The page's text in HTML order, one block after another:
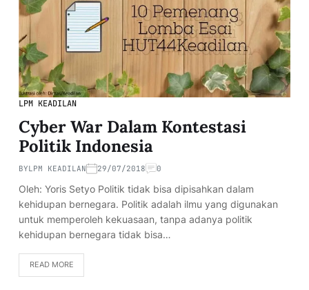
LPM KEADILAN
Cyber War Dalam Kontestasi
Politik Indonesia
BYLPM KEADILAN 29/07/2018 0
Oleh: Yoris Setyo Politik tidak bisa dipisahkan dalam
kehidupan bernegara. Politik adalah ilmu yang digunakan
untuk memperoleh kekuasaan, tanpa adanya politik
kehidupan bernegara tidak bisa…
READ MORE